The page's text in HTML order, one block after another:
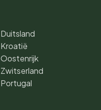
Duitsland
Kroatië
Oostenrijk
Zwitserland
Portugal